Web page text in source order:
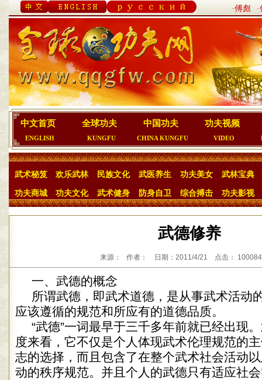
·傅彪
中文首页
ENGLISH
全球功夫
KUNGFU
中国功夫
CHINA KUNGFU
功夫视频
VIDEO
武术秘笈 欢乐武林 民族文化 武医养生 功夫美女 武林宝典
功夫商城 功夫文化 武术健身 防身自卫 综合搏击 功夫影视
武德修养
来源： 作者： 日期：2011/4/21 点击：
一、武德的概念
所谓武德，即武术道德，是从事武术活动
应该遵循的规范和所应有的道德品质。
“武德”一词最早于三千多年前就已经出现
度来看，它不仅是个人体现武术伦理规范的
志的选择，而且包含了在整个武术社会活动
动的秩序规范。并且个人的武德只有适应社